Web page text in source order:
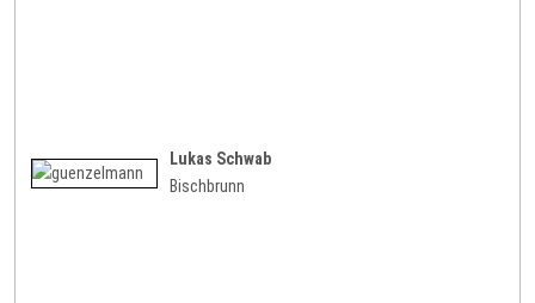
Lukas Schwab
Bischbrunn